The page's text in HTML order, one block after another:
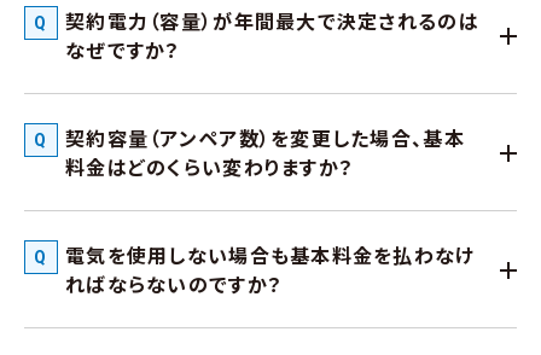
契約電力（容量）が年間最大で決定されるのは
なぜですか？
契約容量（アンペア数）を変更した場合、基本
料金はどのくらい変わりますか？
電気を使用しない場合も基本料金を払わなけ
ればならないのですか？